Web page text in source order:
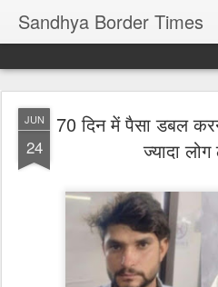
Sandhya Border Times
JUN
24
70 दिन में पैसा डबल
ज्यादा